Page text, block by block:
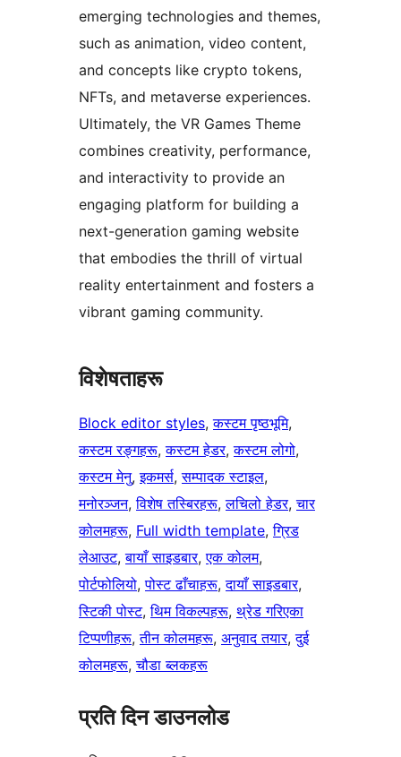
emerging technologies and themes,
such as animation, video content,
and concepts like crypto tokens,
NFTs, and metaverse experiences.
Ultimately, the VR Games Theme
combines creativity, performance,
and interactivity to provide an
engaging platform for building a
next-generation gaming website
that embodies the thrill of virtual
reality entertainment and fosters a
vibrant gaming community.
विशेषताहरू
Block editor styles, कस्टम पृष्ठभूमि
कस्टम रङ्गहरू, कस्टम हेडर, कस्टम लोगो
कस्टम मेनु, इकमर्स, सम्पादक स्टाइल
मनोरञ्जन, विशेष तस्बिरहरू, लचिलो हेडर, चार
कोलमहरू, Full width template, ग्रिड
लेआउट, बायाँ साइडबार, एक कोलम
पोर्टफोलियो, पोस्ट ढाँचाहरू, दायाँ साइडबार
स्टिकी पोस्ट, थिम विकल्पहरू, थ्रेड गरिएका
टिप्पणीहरू, तीन कोलमहरू, अनुवाद तयार, दुई
कोलमहरू, चौडा ब्लकहरू
प्रति दिन डाउनलोड